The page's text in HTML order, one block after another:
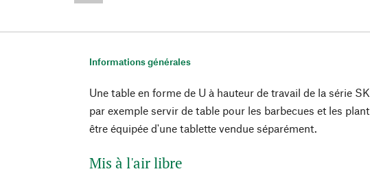
Informations générales
Une table en forme de U à hauteur de travail de la série
par exemple servir de table pour les barbecues et les
être équipée d'une tablette vendue séparément.
Mis à l'air libre